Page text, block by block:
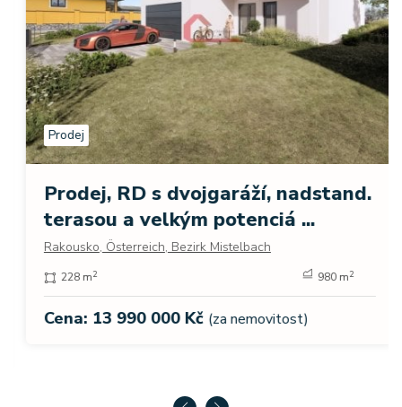
Prodej
Prodej, RD s dvojgaráží, nadstand.
terasou a velkým potenciá ...
Rakousko, Österreich, Bezirk Mistelbach
228 m 2 980 m 2
Cena: 13 990 000 Kč(za nemovitost)